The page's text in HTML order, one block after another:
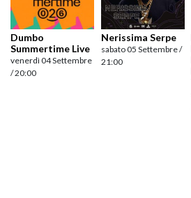
Dumbo
Summertime Live
venerdì 04 Settembre
/ 20:00
Nerissima Serpe
sabato 05 Settembre /
21:00